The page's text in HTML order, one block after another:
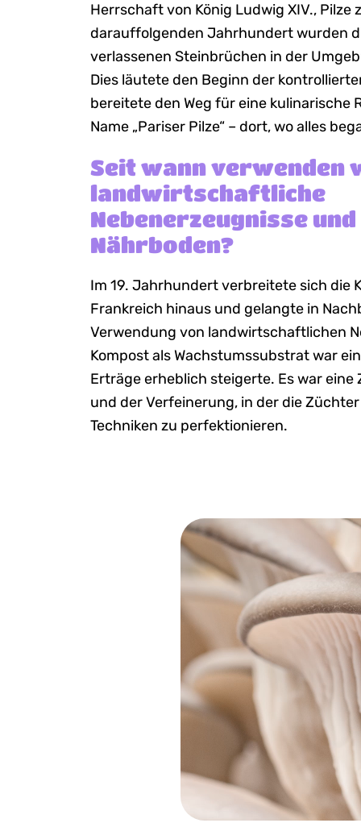
Herrschaft von König Ludwig XIV., Pilze
darauffolgenden Jahrhundert wurden
verlassenen Steinbrüchen in der
Dies läutete den Beginn der
bereitete den Weg für eine kulinarische
Name „Pariser Pilze“ – dort, wo alles
Seit wann verwenden
landwirtschaftliche
Nebenerzeugnisse
Nährboden?
Im 19. Jahrhundert verbreitete sich die
Frankreich hinaus und gelangte in
Verwendung von landwirtschaftlichen
Kompost als Wachstumssubstrat war
Erträge erheblich steigerte. Es war
und der Verfeinerung, in der die
Techniken zu perfektionieren.